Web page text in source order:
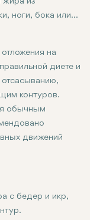
ноги, бока или
краткий
на
диете и
контуров.
обычным
движений
с бедер и икр,